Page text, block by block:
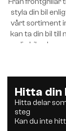
styla din bil
vårt sortiment
kan ta din bil till
din bil och
Hitta din
Hitta delar
steg
Kan du inte